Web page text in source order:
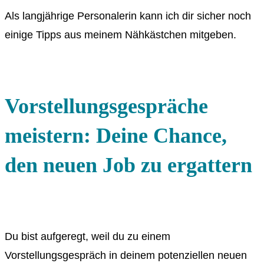
Als langjährige Personalerin kann ich dir sicher noch
einige Tipps aus meinem Nähkästchen mitgeben.
Vorstellungsgespräche
meistern: Deine Chance,
den neuen Job zu ergattern
Du bist aufgeregt, weil du zu einem
Vorstellungsgespräch in deinem potenziellen neuen